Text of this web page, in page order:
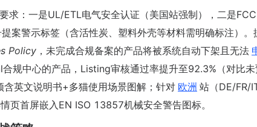
求：一是UL/ETL电气安全认证（美国站强制），二是
案警示标签（含活性炭、塑料外壳等材料需明确标注）
Policy ，未完成合规备案的产品将被系统自动下架且无法
规中心的产品，Listing审核通过率提升至92.3%（对比
含英文说明书+多猫使用场景图解；针对 欧洲 站（DE/FR/
页首屏嵌入EN ISO 13857机械安全警告图标。